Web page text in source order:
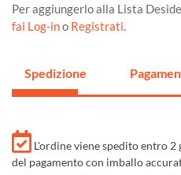
Per aggiungerlo alla Lista
fai Log-ino Registrati.
Spedizione
L'ordine viene spedito entro
del pagamento con imballo